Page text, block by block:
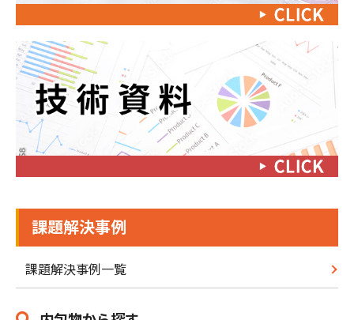
課題解決事例
課題解決事例一覧